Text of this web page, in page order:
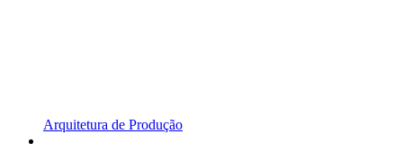
Arquitetura de Produção